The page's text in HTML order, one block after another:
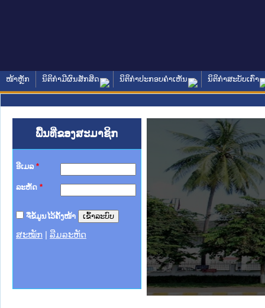
ໜ້າຫຼັກ ນິຕິກໍາມີຜົນສັກສິດ ນິຕິກໍາປະກອບຄໍາເຫັນ ນິຕິກໍາສະບັບເກົ່າ
ພື້ນທີ່ຂອງສະມາຊິກ
ອີເມລ *
ລະຫັດ *
ຈື່ຂໍ້ມູນໄວ້ຄັ້ງໜ້າ
ສະໝັກ ລືມລະຫັດ
ຊາຊົນ ພາກເໜືອ
ການ
ກາງ
ກໃຕ້
ນຕຳຫຼວດປະຊາຊົນ
ສັນຕິບານປະຊາຊົນ
ກເໜືອ
ຊາຊົນ ພາກກາງ